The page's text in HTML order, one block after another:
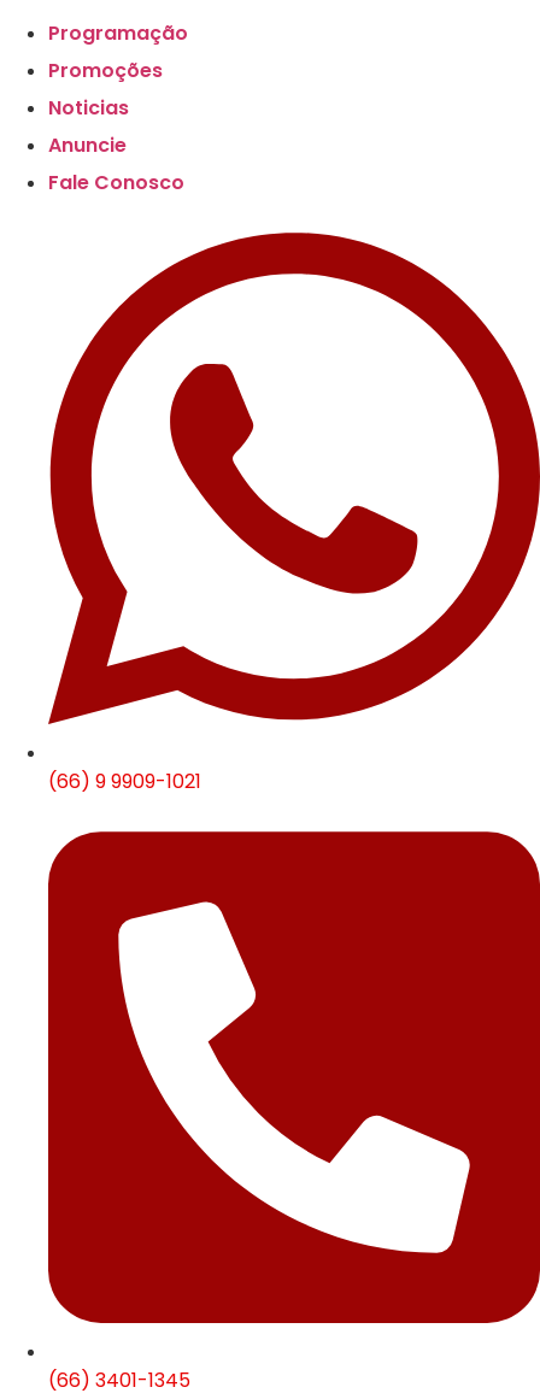
Programação
Promoções
Noticias
Anuncie
Fale Conosco
(66) 9 9909-1021
(66) 3401-1345